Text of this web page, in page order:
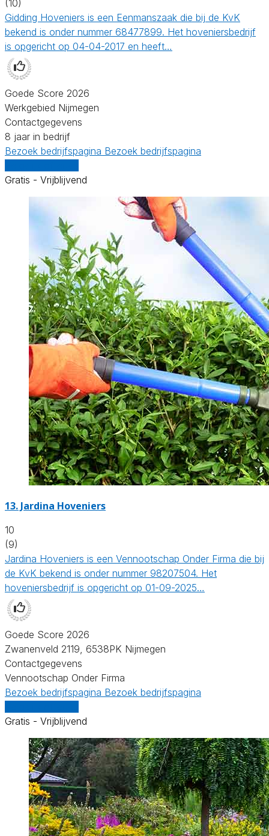
(10)
Gidding Hoveniers is een Eenmanszaak die bij de KvK
bekend is onder nummer 68477899. Het hoveniersbedrijf
is opgericht op 04-04-2017 en heeft…
Goede Score 2026
Werkgebied Nijmegen
Contactgegevens
8 jaar in bedrijf
Bezoek bedrijfspagina Bezoek bedrijfspagina
Gratis - Vrijblijvend
13. Jardina Hoveniers
10
(9)
Jardina Hoveniers is een Vennootschap Onder Firma die bij
de KvK bekend is onder nummer 98207504. Het
hoveniersbedrijf is opgericht op 01-09-2025…
Goede Score 2026
Zwanenveld 2119, 6538PK Nijmegen
Contactgegevens
Vennootschap Onder Firma
Bezoek bedrijfspagina Bezoek bedrijfspagina
Gratis - Vrijblijvend